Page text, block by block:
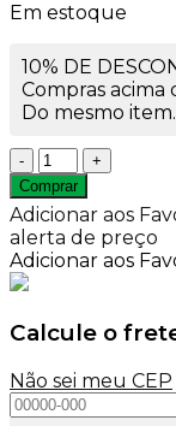
Em estoque
10% DE
Compras acima
Do mesmo
Vaso
de
Vidro
Petúnia
Pequeno
Rigado
quantidade
Comprar
Adicionar aos
alerta de preço
Adicionar aos
Calcule o
Não sei meu CEP